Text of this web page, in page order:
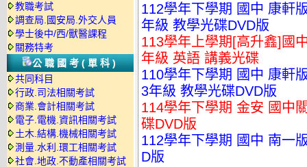
教職考試
調查局.國安局.外交人員
學士後中/西/獸醫課程
關務特考
公職國考(單科)
共同科目
行政.司法相關考試
商業.會計相關考試
電子.電機.資訊相關考試
土木.結構.機械相關考試
測量.水利.環工相關考試
社會.地政.不動產相關考試
112學年下學期 國中 康軒
年級 教學光碟DVD版
113學年上學期[高升鑫]國
年級 英語 講義光碟
110學年下學期 國中 康軒
3年級 教學光碟DVD版
114學年下學期 金安 國中
碟DVD版
112學年下學期 國中 南一
D版